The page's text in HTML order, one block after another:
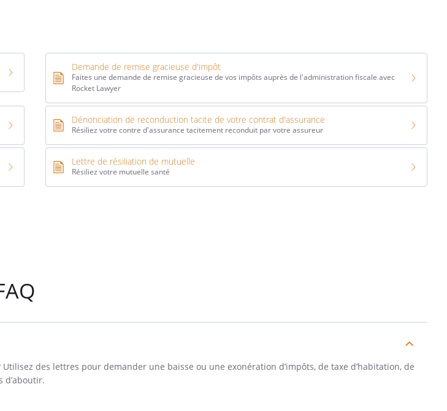
Demande de remise gracieuse d'impôt
Faites une demande de remise gracieuse de vos impôts auprès de l'administration fiscale avec
Rocket Lawyer
Dénonciation de reconduction tacite de votre contrat d'assurance
Résiliez votre contre d'assurance tacitement reconduit par votre assureur
Lettre de résiliation de mutuelle
Résiliez votre mutuelle santé
des lettres pour demander une baisse ou une exonération d’impôts, de taxe d’habitation, de
d’aboutir.